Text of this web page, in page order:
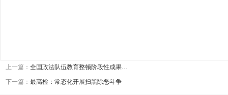
上一篇： 全国政法队伍教育整顿阶段性成果…
下一篇： 最高检：常态化开展扫黑除恶斗争